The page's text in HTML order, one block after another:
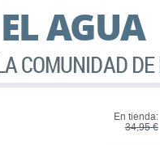
AGUA
COMUNIDAD
En tienda:
34,95 €